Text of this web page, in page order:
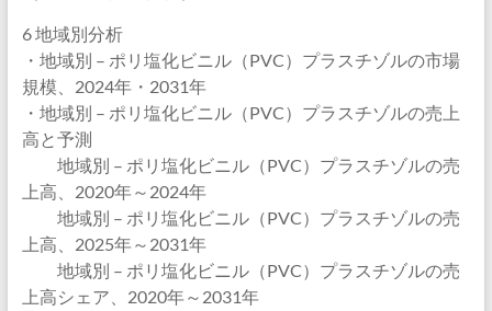
6 地域別分析
・地域別 – ポリ塩化ビニル（PVC）プラスチゾルの市場
規模、2024年・2031年
・地域別 – ポリ塩化ビニル（PVC）プラスチゾルの売上
高と予測
地域別 – ポリ塩化ビニル（PVC）プラスチゾルの売
上高、2020年～2024年
地域別 – ポリ塩化ビニル（PVC）プラスチゾルの売
上高、2025年～2031年
地域別 – ポリ塩化ビニル（PVC）プラスチゾルの売
上高シェア、2020年～2031年